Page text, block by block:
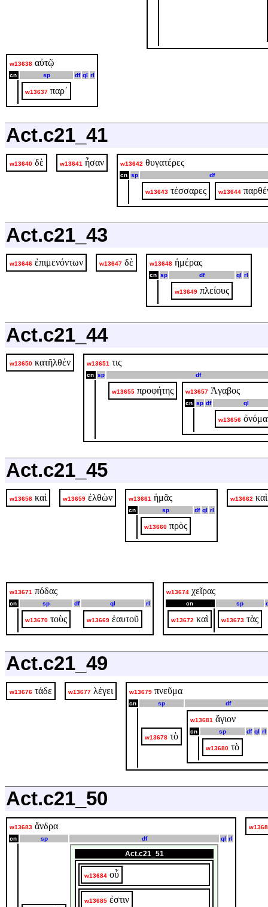
w13638 αὐτῷ
cn sp df ql rl
w13637 παρ᾽
Act.c21_41
w13640 δὲ w13641 ἦσαν w13642 θυγατέρες
cn sp df
w13643 τέσσαρες w13644
Act.c21_43
w13646 ἐπιμενόντων w13647 δὲ w13648 ἡμέρας
cn sp df ql rl
w13649 πλείους
Act.c21_44
w13650 κατῆλθέν w13651 τις
cn sp df
w13655 προφήτης w13657 Ἁγαβος
cn sp df ql
w13656
Act.c21_45
w13658 καὶ w13659 ἐλθὼν w13661 ἡμᾶς
cn sp df ql rl
w13660 πρὸς
w13662 καὶ
w13671 πόδας
cn sp df ql rl
w13670 τοὺς w13669 ἑαυτοῦ
w13674 χεῖρας
cn sp
w13672 καὶ w13673 τὰς
Act.c21_49
w13676 τάδε w13677 λέγει w13679 πνεῦμα
cn sp df
w13678 τὸ
w13681 ἅγιον
cn sp df ql rl
w13680 τὸ
Act.c21_50
w13683 ἄνδρα
cn sp df ql rl
Act.c21_51
w13684 οὗ
w13685 ἐστιν